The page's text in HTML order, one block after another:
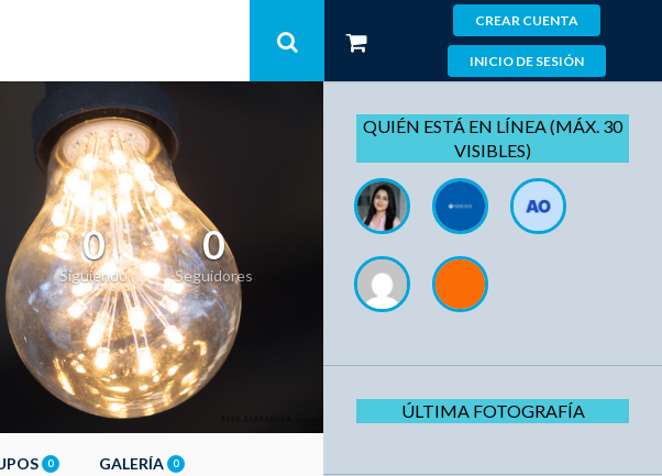
CREAR CUENTA
INICIO DE SESIÓN
0
Siguiendo
0
Seguidores
0 GALERÍA 0
QUIÉN ESTÁ EN LÍNEA (MÁX. 30
VISIBLES)
ÚLTIMA FOTOGRAFÍA